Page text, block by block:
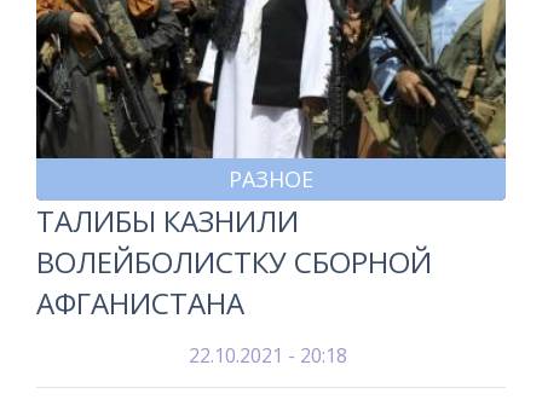
РАЗНОЕ
ТАЛИБЫ КАЗНИЛИ
ВОЛЕЙБОЛИСТКУ СБОРНОЙ
АФГАНИСТАНА
22.10.2021 - 20:18